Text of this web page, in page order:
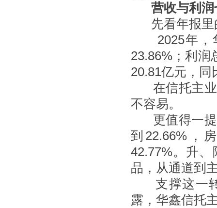
营收与利
先看年报里
2025年，华
23.86%；利润
20.81亿元，同
在信托主业
不容易。
更值得一提
到22.66%，
42.77%。升
品，从通道到
支撑这一转
露，华鑫信托